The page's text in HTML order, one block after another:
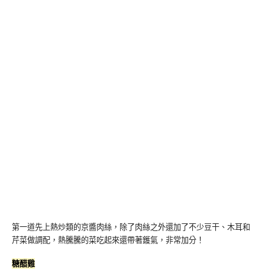
第一道先上熱炒類的京醬肉絲，除了肉絲之外還加了不少豆干、木耳和
芹菜做調配，熱騰騰的菜吃起來還帶著鑊氣，非常加分！
糖醋雞